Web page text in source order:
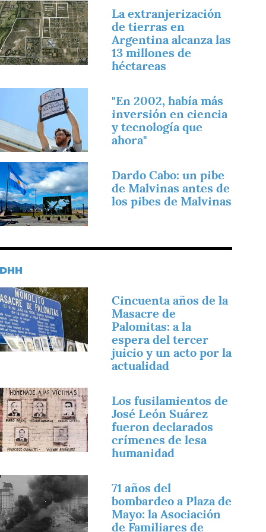
La extranjerización
de tierras en
Argentina alcanza las
13 millones de
héctareas
"En 2002, había más
inversión en ciencia
y tecnología que
ahora"
Dardo Cabo: un pibe
de Malvinas antes de
los pibes de Malvinas
Cincuenta años de la
Masacre de
Palomitas: a la
espera del tercer
juicio y un acto por la
actualidad
Los fusilamientos de
José León Suárez
fueron declarados
crímenes de lesa
humanidad
71 años del
bombardeo a Plaza de
Mayo: la Asociación
de Familiares de